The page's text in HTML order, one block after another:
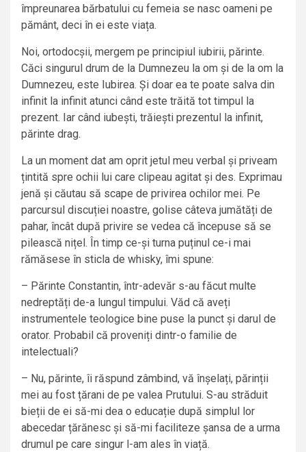
împreunarea bărbatului cu femeia se nasc oameni pe
pământ, deci în ei este viața.
Noi, ortodocșii, mergem pe principiul iubirii, părinte.
Căci singurul drum de la Dumnezeu la om și de la om la
Dumnezeu, este Iubirea. Și doar ea te poate salva din
infinit la infinit atunci când este trăită tot timpul la
prezent. Iar când iubești, trăiești prezentul la infinit,
părinte drag.
La un moment dat am oprit jetul meu verbal și priveam
țintită spre ochii lui care clipeau agitat și des. Exprimau
jenă și căutau să scape de privirea ochilor mei. Pe
parcursul discuției noastre, golise câteva jumătăți de
pahar, încât după privire se vedea că începuse să se
pilească nițel. În timp ce-și turna puținul ce-i mai
rămăsese în sticla de whisky, îmi spune:
– Părinte Constantin, într-adevăr s-au făcut multe
nedreptăți de-a lungul timpului. Văd că aveți
instrumentele teologice bine puse la punct și darul de
orator. Probabil că proveniți dintr-o familie de
intelectuali?
– Nu, părinte, îi răspund zâmbind, vă înșelați, părinții
mei au fost țărani de pe valea Prutului. S-au străduit
bieții de ei să-mi dea o educație după simplul lor
abecedar țărănesc și să-mi faciliteze șansa de a urma
drumul pe care singur l-am ales în viață.